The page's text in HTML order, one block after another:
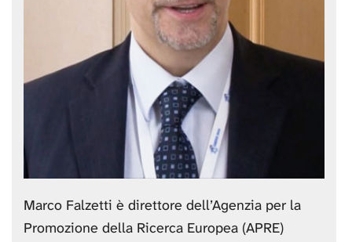
Marco Falzetti è direttore dell’Agenzia per la
Promozione della Ricerca Europea (APRE)